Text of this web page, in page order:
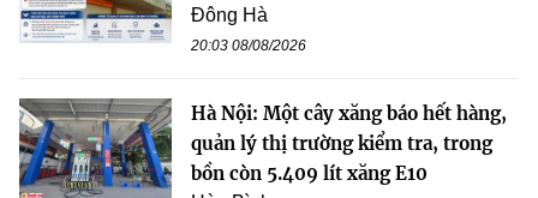
Đông Hà
20:03 08/08/2026
Hà Nội: Một cây xăng báo hết hàng,
quản lý thị trường kiểm tra, trong
bồn còn 5.409 lít xăng E10